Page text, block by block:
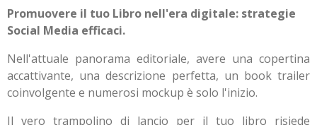
Promuovere il tuo Libro nell'era digitale: strategie
Social Media efficaci.
Nell'attuale panorama editoriale, avere una copertina
accattivante, una descrizione perfetta, un book trailer
coinvolgente e numerosi mockup è solo l'inizio.
Il vero trampolino di lancio per il tuo libro risiede